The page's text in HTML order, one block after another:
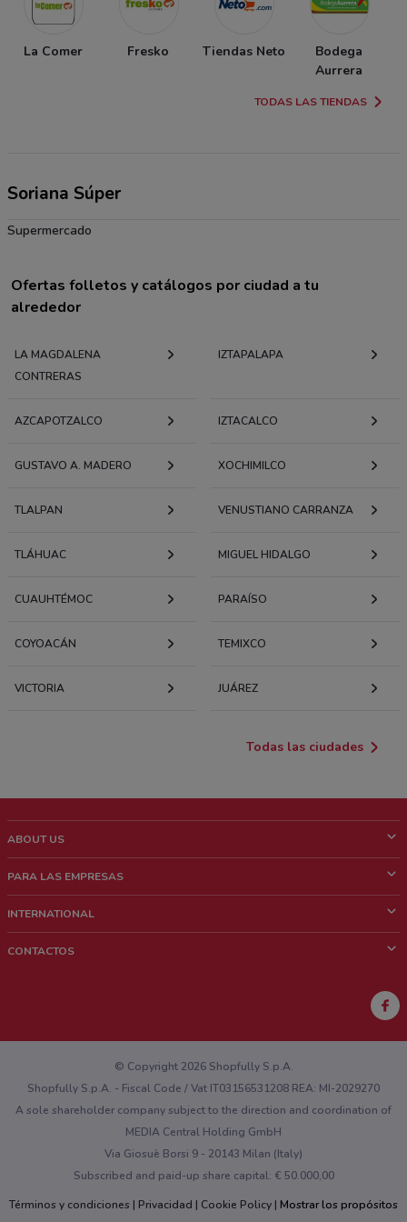
La Comer Fresko Tiendas Neto
Bodega
Aurrera
TODAS LAS TIENDAS
Soriana Súper
Supermercado
Ofertas folletos y catálogos por ciudad a tu
alrededor
LA MAGDALENA
CONTRERAS
IZTAPALAPA
AZCAPOTZALCO IZTACALCO
GUSTAVO A. MADERO XOCHIMILCO
TLALPAN VENUSTIANO CARRANZA
TLÁHUAC MIGUEL HIDALGO
CUAUHTÉMOC PARAÍSO
COYOACÁN TEMIXCO
VICTORIA JUÁREZ
Todas las ciudades
ABOUT US
¿Quiénes Somos?
Trabaja con nosotros
PARA LAS EMPRESAS
Contacto comercial
INTERNATIONAL
CONTACTOS
¿Encontraste un problema en la web o en la aplicación?
© Copyright 2026 Shopfully S.p.A.
Shopfully S.p.A. - Fiscal Code / Vat IT03156531208 REA: MI-2029270
A sole shareholder company subject to the direction and coordination of
MEDIA Central Holding GmbH
Via Giosuè Borsi 9 - 20143 Milan (Italy)
Subscribed and paid-up share capital: € 50.000,00
Términos y condiciones
Privacidad Cookie Policy Mostrar los propósitos